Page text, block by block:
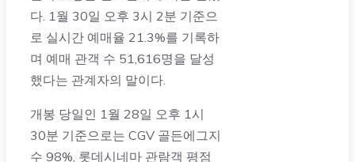
다. 1월 30일 오후 3시 2분 기준으
로 실시간 예매율 21.3%를 기록하
며 예매 관객 수 51,616명을 달성
했다는 관계자의 말이다.
개봉 당일인 1월 28일 오후 1시
30분 기준으로는 CGV 골든에그지
수 98%, 롯데시네마 관람객 평점